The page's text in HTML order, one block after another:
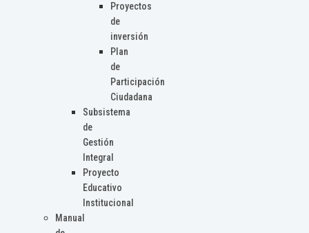
Proyectos
de
inversión
Plan
de
Participación
Ciudadana
Subsistema
de
Gestión
Integral
Proyecto
Educativo
Institucional
Manual